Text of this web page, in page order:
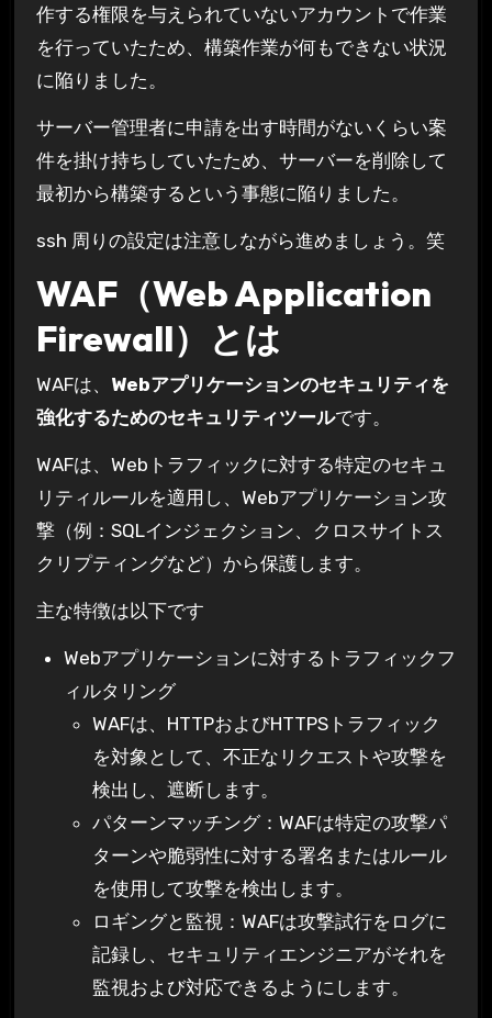
作する権限を与えられていないアカウントで作業
を行っていたため、構築作業が何もできない状況
に陥りました。
サーバー管理者に申請を出す時間がないくらい案
件を掛け持ちしていたため、サーバーを削除して
最初から構築するという事態に陥りました。
ssh 周りの設定は注意しながら進めましょう。笑
WAF（Web Application
Firewall）とは
WAFは、 Webアプリケーションのセキュリティを
強化するためのセキュリティツールです。
WAFは、Webトラフィックに対する特定のセキュ
リティルールを適用し、Webアプリケーション攻
撃（例：SQLインジェクション、クロスサイトス
クリプティングなど）から保護します。
主な特徴は以下です
Webアプリケーションに対するトラフィックフ
ィルタリング
WAFは、HTTPおよびHTTPSトラフィック
を対象として、不正なリクエストや攻撃を
検出し、遮断します。
パターンマッチング：WAFは特定の攻撃パ
ターンや脆弱性に対する署名またはルール
を使用して攻撃を検出します。
ロギングと監視：WAFは攻撃試行をログに
記録し、セキュリティエンジニアがそれを
監視および対応できるようにします。